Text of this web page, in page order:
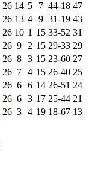
26 14 5 7 44-18 47
26 13 4 9 31-19 43
26 10 1 15 33-52 31
26 9 2 15 29-33 29
26 8 3 15 23-60 27
26 7 4 15 26-40 25
26 6 6 14 26-51 24
26 6 3 17 25-44 21
26 3 4 19 18-67 13